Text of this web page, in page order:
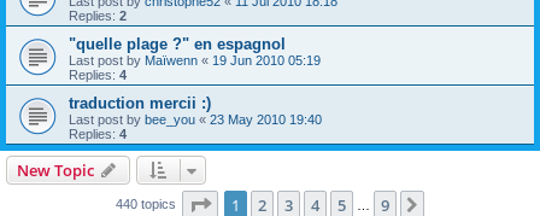
Replies: 2
"quelle plage ?" en espagnol
Last post by Maïwenn « 19 Jun 2010 05:19
Replies: 4
traduction mercii :)
Last post by bee_you « 23 May 2010 19:40
Replies: 4
New Topic
440 topics Page 1of 9
1 2 3 4 5 … 9